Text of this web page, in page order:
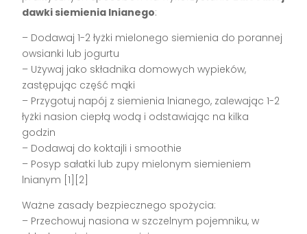
dawki siemienia lnianego:
– Dodawaj 1-2 łyżki mielonego siemienia do porannej
owsianki lub jogurtu
– Używaj jako składnika domowych wypieków,
zastępując część mąki
– Przygotuj napój z siemienia lnianego, zalewając 1-2
łyżki nasion ciepłą wodą i odstawiając na kilka
godzin
– Dodawaj do koktajli i smoothie
– Posyp sałatki lub zupy mielonym siemieniem
lnianym [1][2]
Ważne zasady bezpiecznego spożycia:
– Przechowuj nasiona w szczelnym pojemniku, w